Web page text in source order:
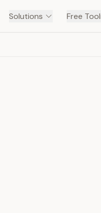
Solutions Free